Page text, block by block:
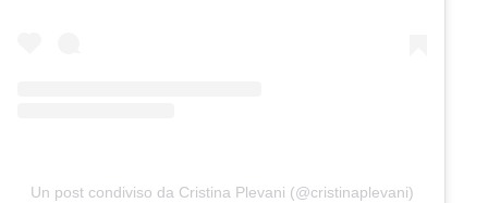
Un post condiviso da Cristina Plevani (@cristinaplevani)